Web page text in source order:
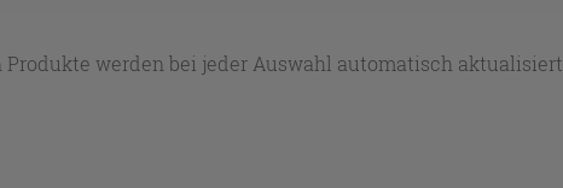
werden bei jeder Auswahl automatisch aktualisiert.